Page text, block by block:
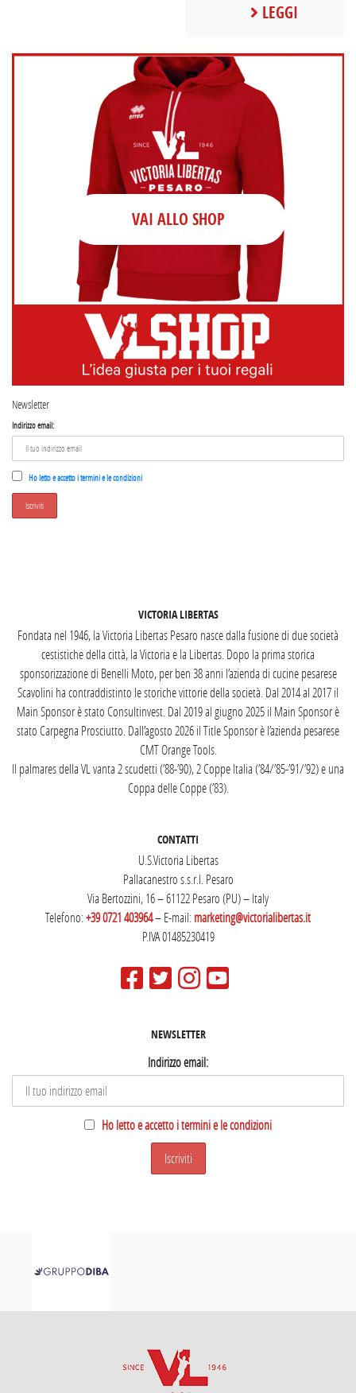
LEGGI
VAI ALLO SHOP
Newsletter
Indirizzo email:
Ho letto e accetto i termini e le condizioni
VICTORIA LIBERTAS
Fondata nel 1946, la Victoria Libertas Pesaro nasce dalla fusione di due società
cestistiche della città, la Victoria e la Libertas. Dopo la prima storica
sponsorizzazione di Benelli Moto, per ben 38 anni l’azienda di cucine pesarese
Scavolini ha contraddistinto le storiche vittorie della società. Dal 2014 al 2017 il
Main Sponsor è stato Consultinvest. Dal 2019 al giugno 2025 il Main Sponsor è
stato Carpegna Prosciutto. Dall’agosto 2026 il Title Sponsor è l’azienda pesarese
CMT Orange Tools.
Il palmares della VL vanta 2 scudetti (’88-’90), 2 Coppe Italia (’84/’85-’91/’92) e una
Coppa delle Coppe (’83).
CONTATTI
U.S.Victoria Libertas
Pallacanestro s.s.r.l. Pesaro
Via Bertozzini, 16 – 61122 Pesaro (PU) – Italy
Telefono:+39 0721 403964– E-mail:marketing@victorialibertas.it
P.IVA 01485230419
NEWSLETTER
Indirizzo email:
Ho letto e accetto i termini e le condizioni